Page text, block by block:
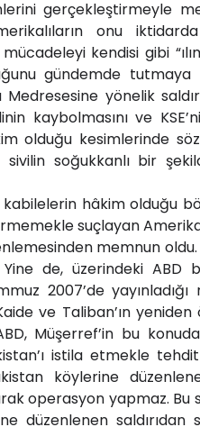
gerçekleştirmeyle
onu
kendisi gibi
gündemde tutmaya
Medresesine yönelik
kaybolmasını ve
olduğu kesimlerinde
soğukkanlı bir
kabilelerin hâkim olduğu
suçlayan
memnun
de, üzerindeki ABD
2007’de yayınladığı
ve Taliban’ın
Müşerref’in bu
istila etmekle
köylerine
operasyon yapmaz. Bu
düzenlenen saldırıdan